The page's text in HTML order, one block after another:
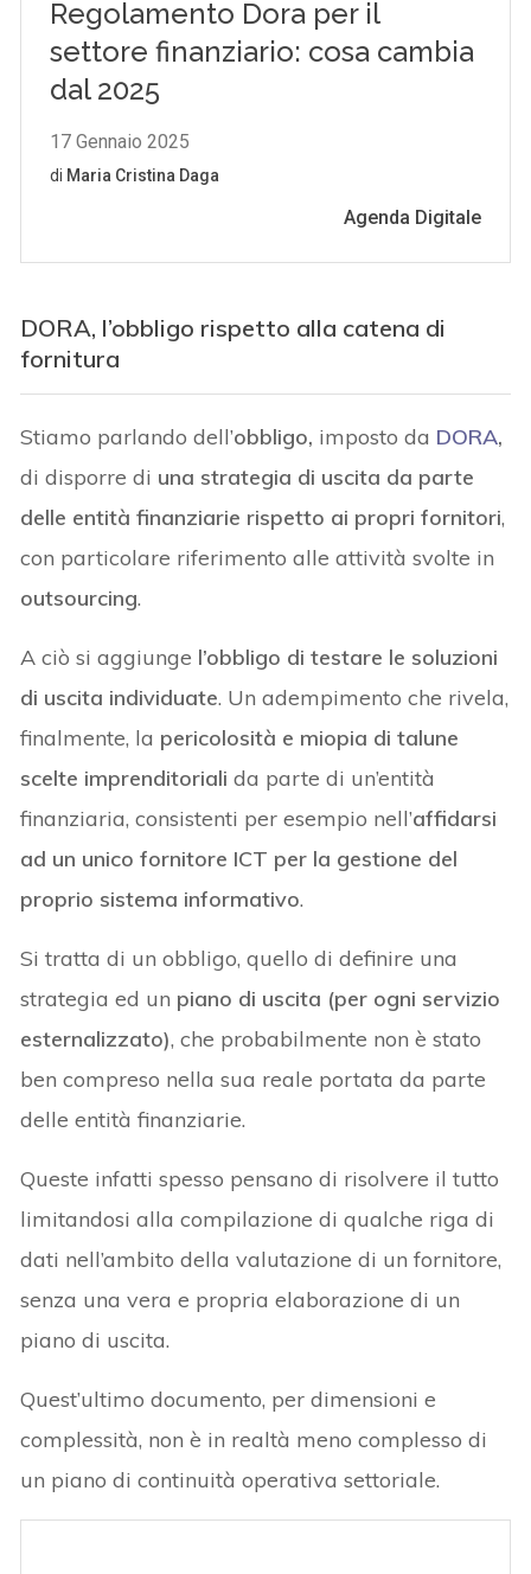
DORA, l’obbligo rispetto alla catena di
fornitura
Stiamo parlando dell’obbligo, imposto da DORA,
di disporre di una strategia di uscita da parte
delle entità finanziarie rispetto ai propri fornitori,
con particolare riferimento alle attività svolte in
outsourcing.
A ciò si aggiunge l’obbligo di testare le soluzioni
di uscita individuate. Un adempimento che rivela,
finalmente, la pericolosità e miopia di talune
scelte imprenditoriali da parte di un’entità
finanziaria, consistenti per esempio nell’affidarsi
ad un unico fornitore ICT per la gestione del
proprio sistema informativo.
Si tratta di un obbligo, quello di definire una
strategia ed un piano di uscita (per ogni servizio
esternalizzato), che probabilmente non è stato
ben compreso nella sua reale portata da parte
delle entità finanziarie.
Queste infatti spesso pensano di risolvere il tutto
limitandosi alla compilazione di qualche riga di
dati nell’ambito della valutazione di un fornitore,
senza una vera e propria elaborazione di un
piano di uscita.
Quest’ultimo documento, per dimensioni e
complessità, non è in realtà meno complesso di
un piano di continuità operativa settoriale.